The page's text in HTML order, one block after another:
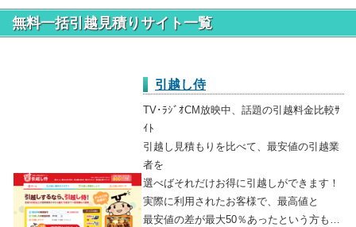
無料一括引越見積りサイト一覧
引越し侍
TV･ﾗｼﾞｵCM放映中、話題の引越料金比較ｻ
ｲﾄ
引越し見積もりを比べて、最安値の引越業
者を
選べばそれだけお得に引越しができます！
実際に利用されたお客様で、最高値と
最安値の差が最大50％あったという方も…